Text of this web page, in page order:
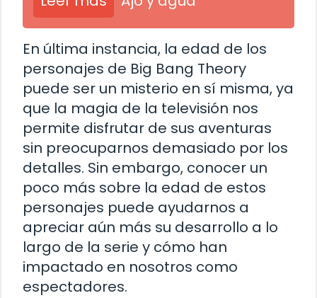
En última instancia, la edad de los
personajes de Big Bang Theory
puede ser un misterio en sí misma, ya
que la magia de la televisión nos
permite disfrutar de sus aventuras
sin preocuparnos demasiado por los
detalles. Sin embargo, conocer un
poco más sobre la edad de estos
personajes puede ayudarnos a
apreciar aún más su desarrollo a lo
largo de la serie y cómo han
impactado en nosotros como
espectadores.